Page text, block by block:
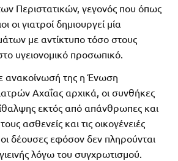
Περιστατικών, γεγονός που όπως
οι γιατροί δημιουργεί μία
με αντίκτυπο τόσο στους
υγειονομικό προσωπικό.
ανακοίνωσή της η Ένωση
Αχαΐας αρχικά, οι συνθήκες
εκτός από απάνθρωπες και
ασθενείς και τις οικογένειές
οι δέουσες εφόσον δεν πληρούνται
λόγω του συγχρωτισμού.